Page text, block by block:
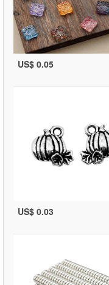
US$ 0.05
US$ 0.03